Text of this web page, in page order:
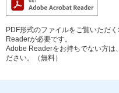
PDF形式のファイルをご覧いただ
Readerが必要です。
Adobe Readerをお持ちでない方は
ださい。（無料）